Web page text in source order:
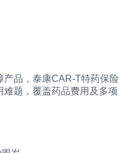
品，泰康CAR-T特药保险
题，覆盖药品费用及多项